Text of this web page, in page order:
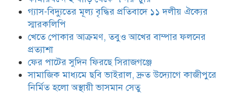
খেতে পোকার আক্রমণ, তবুও আখের
বাম্পার ফলনের প্রত্যাশা
ফের পাটের সুদিন ফিরছে সিরাজগঞ্জে
গ্যাস-বিদ্যুতের মূল্য বৃদ্ধির প্রতিবাদে ১১ দলীয় ঐক্যের
স্মারকলিপি
খেতে পোকার আক্রমণ, তবুও আখের বাম্পার ফলনের
প্রত্যাশা
ফের পাটের সুদিন ফিরছে সিরাজগঞ্জে
সামাজিক মাধ্যমে ছবি ভাইরাল, দ্রুত উদ্যোগে কাজীপুরে
নির্মিত হলো অস্থায়ী ভাসমান সেতু